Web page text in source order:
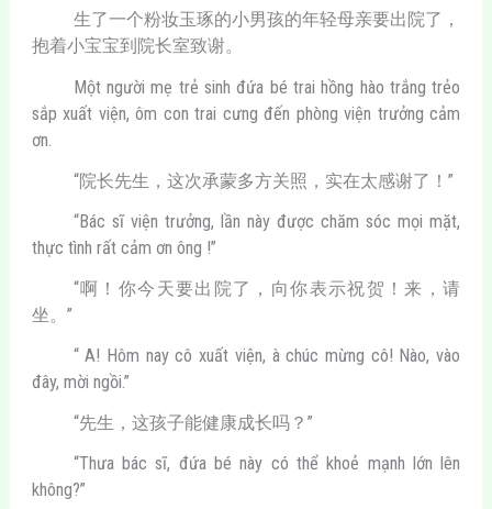
生了一个粉妆玉琢的小男孩的年轻母亲要出院了，
抱着小宝宝到院长室致谢。
Một người mẹ trẻ sinh đứa bé trai hồng hào trắng trẻo
sắp xuất viện, ôm con trai cưng đến phòng viện trưởng cảm
ơn.
“院长先生，这次承蒙多方关照，实在太感谢了！”
“Bác sĩ viện trưởng, lần này được chăm sóc mọi mặt,
thực tình rất cảm ơn ông !”
“啊！你今天要出院了，向你表示祝贺！来，请
坐。”
“ A! Hôm nay cô xuất viện, à chúc mừng cô! Nào, vào
đây, mời ngồi.”
“先生，这孩子能健康成长吗？”
“Thưa bác sĩ, đứa bé này có thể khoẻ mạnh lớn lên
không?”